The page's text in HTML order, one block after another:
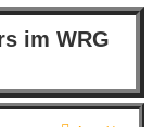
im WRG